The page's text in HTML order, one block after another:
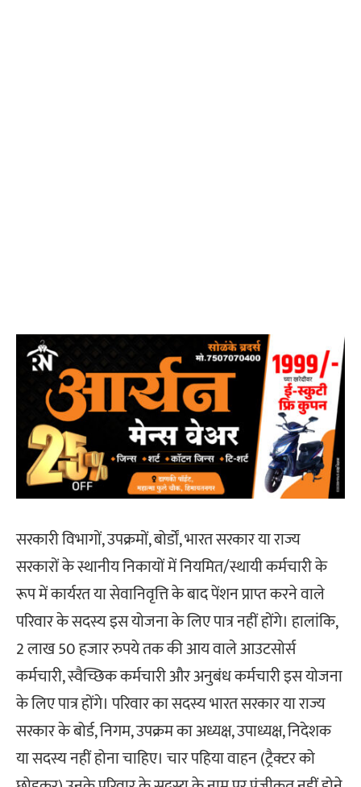
सरकारी विभागों, उपक्रमों, बोर्डों, भारत सरकार या राज्य
सरकारों के स्थानीय निकायों में नियमित/स्थायी कर्मचारी के
रूप में कार्यरत या सेवानिवृत्ति के बाद पेंशन प्राप्त करने वाले
परिवार के सदस्य इस योजना के लिए पात्र नहीं होंगे। हालांकि,
2 लाख 50 हजार रुपये तक की आय वाले आउटसोर्स
कर्मचारी, स्वैच्छिक कर्मचारी और अनुबंध कर्मचारी इस योजना
के लिए पात्र होंगे। परिवार का सदस्य भारत सरकार या राज्य
सरकार के बोर्ड, निगम, उपक्रम का अध्यक्ष, उपाध्यक्ष, निदेशक
या सदस्य नहीं होना चाहिए। चार पहिया वाहन (ट्रैक्टर को